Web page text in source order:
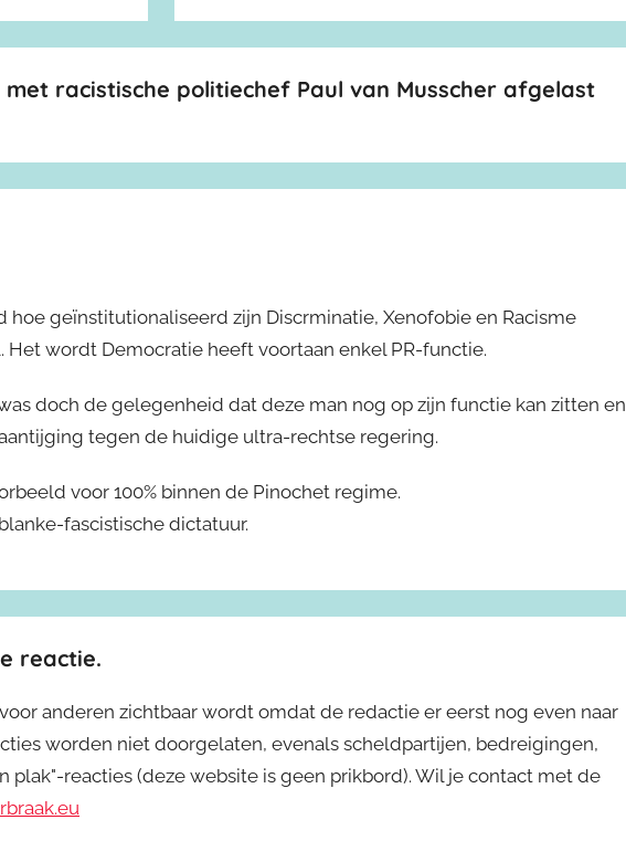
met racistische politiechef Paul van Musscher afgelast
geïnstitutionaliseerd zijn Discrminatie, Xenofobie en Racisme
Het wordt Democratie heeft voortaan enkel PR-functie.
doch de gelegenheid dat deze man nog op zijn functie kan zitten en
tegen de huidige ultra-rechtse regering.
voor 100% binnen de Pinochet regime.
fascistische dictatuur.
reactie.
anderen zichtbaar wordt omdat de redactie er eerst nog even naar
worden niet doorgelaten, evenals scheldpartijen, bedreigingen,
plak"-reacties (deze website is geen prikbord). Wil je contact met de